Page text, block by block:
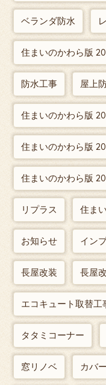
ベランダ防水
住まいのかわら版
防水工事 屋上
住まいのかわら版
住まいのかわら版
住まいのかわら版
リプラス 住ま
お知らせ イン
長屋改装 長屋
エコキュート取替工
タタミコーナー
窓リノベ カバ